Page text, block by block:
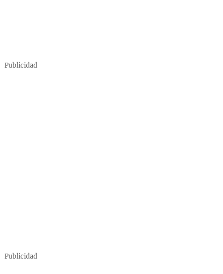
Publicidad
Publicidad